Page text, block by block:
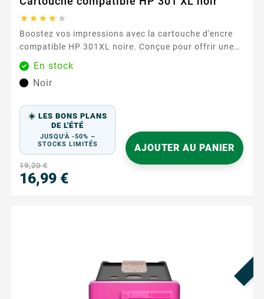
    
Boostez vos impressions avec la cartouche d'encre
compatible HP 301XL noire. Conçue pour offrir une
qualité d'impression exceptionnelle, cette cartouche
est idéale pour tous vos besoins d'impression, qu'il
s'agisse de documents professionnels ou de photos.
qui signifie qu'elle n'affiche pas les niveaux d'encre
restants. ...
En stock
Noir
☀️ LES BONS PLANS
DE L'ÉTÉ
JUSQU'À -50% –
STOCKS LIMITÉS
19,20 €
16,99 €
AJOUTER AU PANIER